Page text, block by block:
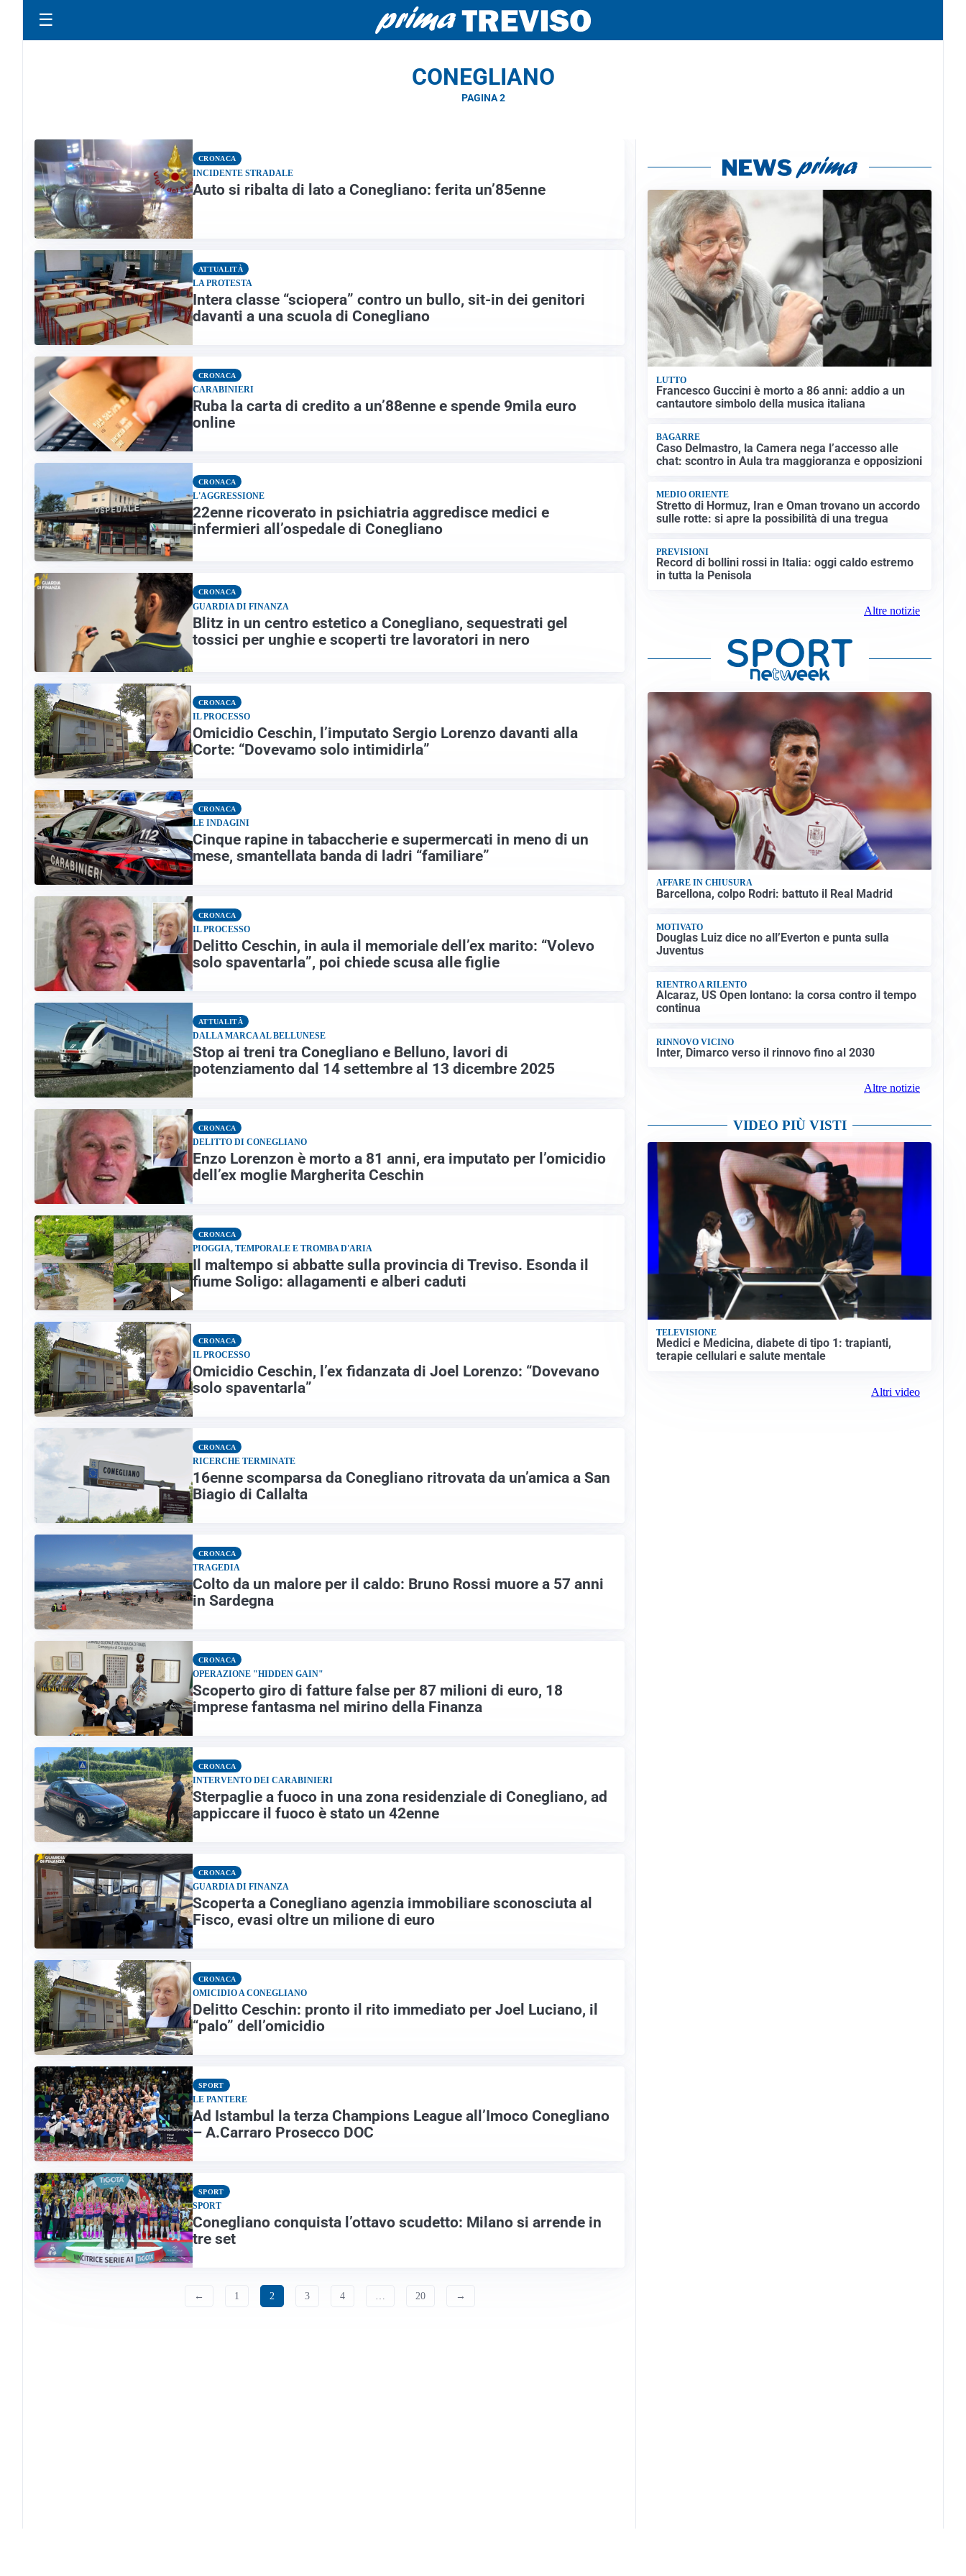
☰
CONEGLIANO
PAGINA 2
CRONACA
INCIDENTE STRADALE
Auto si ribalta di lato a Conegliano: ferita un’85enne
ATTUALITÀ
LA PROTESTA
Intera classe “sciopera” contro un bullo, sit-in dei genitori
davanti a una scuola di Conegliano
CRONACA
CARABINIERI
Ruba la carta di credito a un’88enne e spende 9mila euro
online
CRONACA
L'AGGRESSIONE
22enne ricoverato in psichiatria aggredisce medici e
infermieri all’ospedale di Conegliano
CRONACA
GUARDIA DI FINANZA
Blitz in un centro estetico a Conegliano, sequestrati gel
tossici per unghie e scoperti tre lavoratori in nero
CRONACA
IL PROCESSO
Omicidio Ceschin, l’imputato Sergio Lorenzo davanti alla
Corte: “Dovevamo solo intimidirla”
CRONACA
LE INDAGINI
Cinque rapine in tabaccherie e supermercati in meno di un
mese, smantellata banda di ladri “familiare”
CRONACA
IL PROCESSO
Delitto Ceschin, in aula il memoriale dell’ex marito: “Volevo
solo spaventarla”, poi chiede scusa alle figlie
ATTUALITÀ
DALLA MARCA AL BELLUNESE
Stop ai treni tra Conegliano e Belluno, lavori di
potenziamento dal 14 settembre al 13 dicembre 2025
CRONACA
DELITTO DI CONEGLIANO
Enzo Lorenzon è morto a 81 anni, era imputato per l’omicidio
dell’ex moglie Margherita Ceschin
CRONACA
PIOGGIA, TEMPORALE E TROMBA D'ARIA
Il maltempo si abbatte sulla provincia di Treviso. Esonda il
fiume Soligo: allagamenti e alberi caduti
CRONACA
IL PROCESSO
Omicidio Ceschin, l’ex fidanzata di Joel Lorenzo: “Dovevano
solo spaventarla”
CRONACA
RICERCHE TERMINATE
16enne scomparsa da Conegliano ritrovata da un’amica a San
Biagio di Callalta
CRONACA
TRAGEDIA
Colto da un malore per il caldo: Bruno Rossi muore a 57 anni
in Sardegna
CRONACA
OPERAZIONE "HIDDEN GAIN"
Scoperto giro di fatture false per 87 milioni di euro, 18
imprese fantasma nel mirino della Finanza
CRONACA
INTERVENTO DEI CARABINIERI
Sterpaglie a fuoco in una zona residenziale di Conegliano, ad
appiccare il fuoco è stato un 42enne
CRONACA
GUARDIA DI FINANZA
Scoperta a Conegliano agenzia immobiliare sconosciuta al
Fisco, evasi oltre un milione di euro
CRONACA
OMICIDIO A CONEGLIANO
Delitto Ceschin: pronto il rito immediato per Joel Luciano, il
“palo” dell’omicidio
SPORT
LE PANTERE
Ad Istambul la terza Champions League all’Imoco Conegliano
– A.Carraro Prosecco DOC
SPORT
SPORT
Conegliano conquista l’ottavo scudetto: Milano si arrende in
tre set
← 1 2 3 4 20 →
LUTTO
Francesco Guccini è morto a 86 anni: addio a un
cantautore simbolo della musica italiana
BAGARRE
Caso Delmastro, la Camera nega l’accesso alle
chat: scontro in Aula tra maggioranza e opposizioni
MEDIO ORIENTE
Stretto di Hormuz, Iran e Oman trovano un accordo
sulle rotte: si apre la possibilità di una tregua
PREVISIONI
Record di bollini rossi in Italia: oggi caldo estremo
in tutta la Penisola
Altre notizie
AFFARE IN CHIUSURA
Barcellona, colpo Rodri: battuto il Real Madrid
MOTIVATO
Douglas Luiz dice no all’Everton e punta sulla
Juventus
RIENTRO A RILENTO
Alcaraz, US Open lontano: la corsa contro il tempo
continua
RINNOVO VICINO
Inter, Dimarco verso il rinnovo fino al 2030
Altre notizie
VIDEO PIÙ VISTI
TELEVISIONE
Medici e Medicina, diabete di tipo 1: trapianti,
terapie cellulari e salute mentale
Altri video